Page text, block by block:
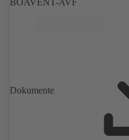
BOAVENT-AVF
Dokumente